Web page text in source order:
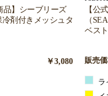
品】シーブリーズ
冷剤付きメッシュタ
￥3,080
【公
（
ベス
販売価
ラ